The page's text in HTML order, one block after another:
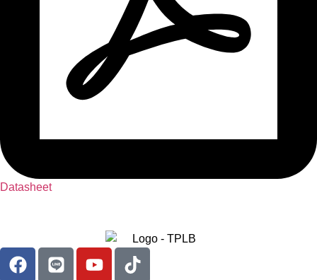
Datasheet